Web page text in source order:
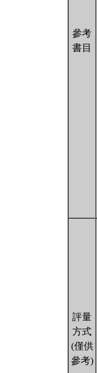
參考
書目
評量
方式
(僅供
參考)